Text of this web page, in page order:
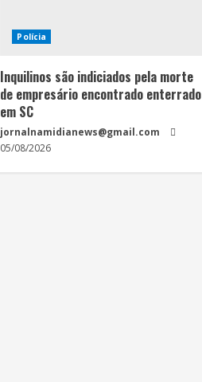
Polícia
Inquilinos são indiciados pela morte
de empresário encontrado enterrado
em SC
jornalnamidianews@gmail.com
05/08/2026